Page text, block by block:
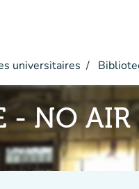
universitaires
- NO